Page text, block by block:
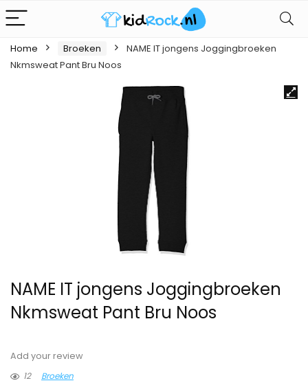
Home Broeken
NAME IT jongens Joggingbroeken
Nkmsweat Pant Bru Noos
NAME IT jongens Joggingbroeken
Nkmsweat Pant Bru Noos
Add your review
12
Broeken